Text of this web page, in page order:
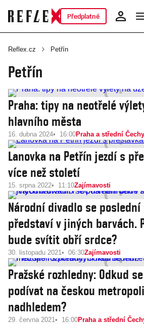
Předplatné
Reflex.cz Petřín
Petřín
Praha: tipy na neotřelé
hlavního města
16. dubna 2024 16:00Praha a střední Čechy
Lanovka na Petřín jezdí s
více než století
15. srpna 2022 11:10Zajímavosti
Národní divadlo se
představí v jiných barvách.
bude svítit obří srdce?
30. listopadu 2021 06:30Zajímavosti
Pražské rozhledny: Odkud
podívat na českou
nadhledem?
29. června 2021 16:00Praha a střední